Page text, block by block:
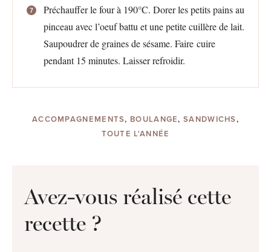
Préchauffer le four à 190°C. Dorer les petits pains au
pinceau avec l’oeuf battu et une petite cuillère de lait.
Saupoudrer de graines de sésame. Faire cuire
pendant 15 minutes. Laisser refroidir.
ACCOMPAGNEMENTS, BOULANGE,SANDWICHS,
TOUTE L'ANNÉE
Avez-vous réalisé cette
recette ?